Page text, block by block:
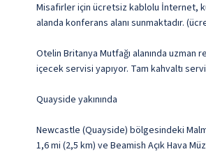
Misafirler için ücretsiz kablolu İnternet,
alanda konferans alanı sunmaktadır.
Otelin Britanya Mutfağı alanında
içecek servisi yapıyor. Tam kahvaltı
Quayside yakınında
Newcastle (Quayside) bölgesindeki
1,6 mi (2,5 km) ve Beamish Açık Hava